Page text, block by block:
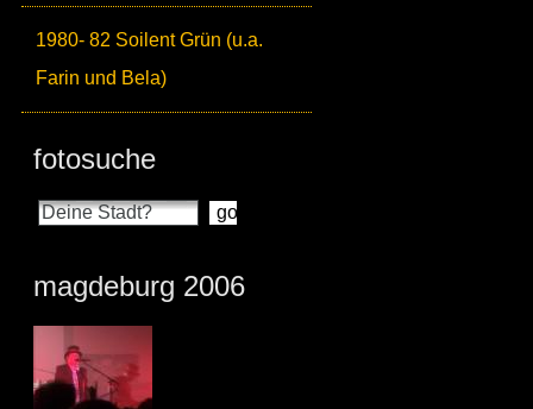
1980- 82 Soilent Grün (u.a.
Farin und Bela)
fotosuche
magdeburg 2006